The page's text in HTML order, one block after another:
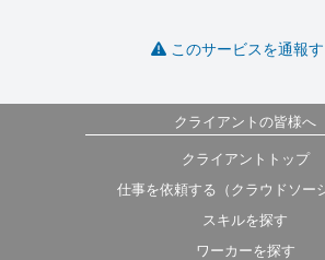
このサービスを通報
クライアントの皆様へ
クライアントトップ
仕事を依頼する（クラウドソー
スキルを探す
ワーカーを探す